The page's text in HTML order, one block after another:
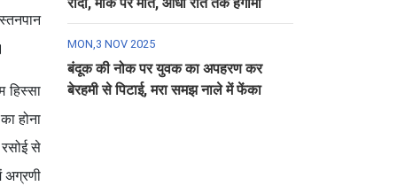
हिस्सा
होना
से
अग्रणी
MON,3 NOV 2025
बंदूक की नोक पर युवक का अपहरण कर
बेरहमी से पिटाई, मरा समझ नाले में फेंका